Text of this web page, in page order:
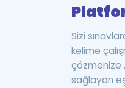
Sizi
kelime
çözmenize
sağlayan